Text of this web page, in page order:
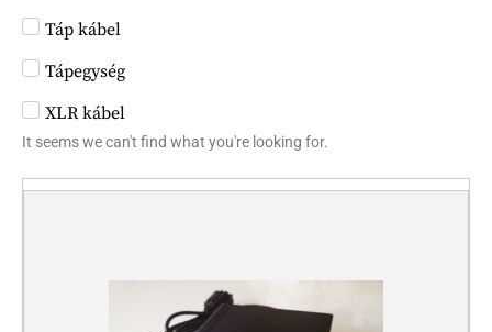
Táp kábel
Tápegység
XLR kábel
It seems we can't find what you're looking for.